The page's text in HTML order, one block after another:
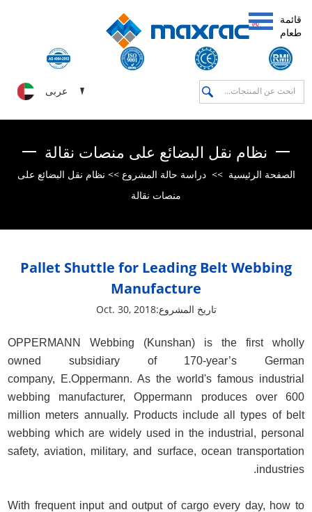
قائمة
طعام
عربى
نظام نقل البضائع على منصات نقالة
الصفحة الرئيسية >>دراسة حالة المشروع >> نظام نقل البضائع على
منصات نقالة
Pallet Shuttle for Leading Belt Webbing
Manufacture
تاريخ المشروع:Oct. 30, 2018
OPPERMANN Webbing (Kunshan) is the first wholly
owned subsidiary of 170-year’s German
company, E.Oppermann. As the world's famous industrial
webbing manufacturer, Oppermann produces over 600
million meters annually. Products include all types of belt
webbing which are widely used in the industrial, personal
safety, aviation, military, and surface, ocean transportation
industries.
With frequent input and output of cargo every day, how to